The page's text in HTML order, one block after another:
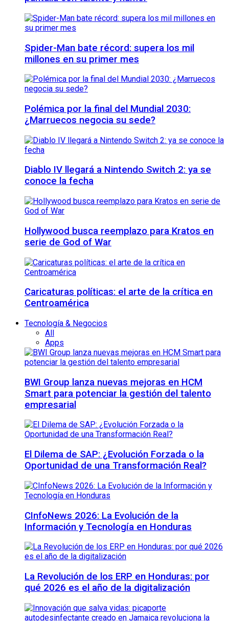
Spider-Man bate récord: supera los mil
millones en su primer mes
Polémica por la final del Mundial 2030:
¿Marruecos negocia su sede?
Diablo IV llegará a Nintendo Switch 2: ya se
conoce la fecha
Hollywood busca reemplazo para Kratos en
serie de God of War
Caricaturas políticas: el arte de la crítica en
Centroamérica
Tecnología & Negocios
All
Apps
BWI Group lanza nuevas mejoras en HCM
Smart para potenciar la gestión del talento
empresarial
El Dilema de SAP: ¿Evolución Forzada o la
Oportunidad de una Transformación Real?
CInfoNews 2026: La Evolución de la
Información y Tecnología en Honduras
La Revolución de los ERP en Honduras: por
qué 2026 es el año de la digitalización